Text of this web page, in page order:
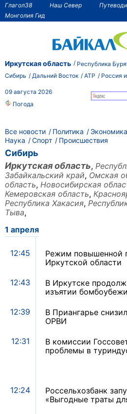
Глагол38 Наш Север
Монголия Гид
Иркутская область Республика
Сибирь
Дальний Восток АТР Россия
09 августа 2026
Погода
Все новости Политика Экономика
Наука
Спорт Происшествия
Сибирь
Иркутская область,
Забайкальский край, Омская
область, Новосибирская
Кемеровская область,
Республика Хакасия,
Тыва,
1 апреля
12:45
Режим повышенной
Иркутской области
12:43
В Иркутске
изъятии
12:39
В Приангарье
ОРВИ
12:31
В комиссии
проблемы в
12:24
Россельхозбанк
«Выгодные траты